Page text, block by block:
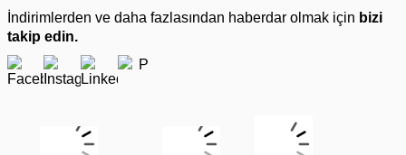
İndirimlerden ve daha fazlasından haberdar olmak için bizi
takip edin.